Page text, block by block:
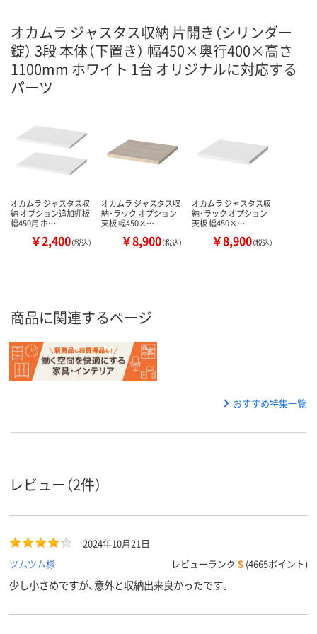
オカムラ ジャスタス収納 片開き（シリンダー
錠） 3段 本体（下置き） 幅450×奥行400×高さ
1100mm ホワイト 1台 オリジナルに対応する
パーツ
オカムラ ジャスタス収
納 オプション追加棚板
幅450用 ホ…
￥2,400（税込）
オカムラ ジャスタス収
納・ラック オプション
天板 幅450×…
￥8,900（税込）
オカムラ ジャスタス収
納・ラック オプション
天板 幅450×…
￥8,900（税込）
商品に関連するページ
おすすめ特集一覧
レビュー（2件）
2024年10月21日
ツムツム様
レビューランク S (4665ポイント)
少し小さめですが、意外と収納出来良かったです。